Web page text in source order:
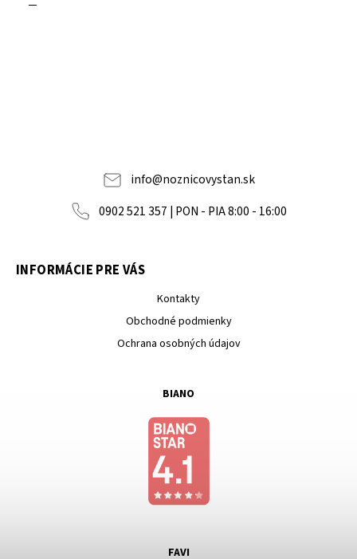
info@noznicovystan.sk
0902 521 357 | PON - PIA 8:00 - 16:00
INFORMÁCIE PRE VÁS
Kontakty
Obchodné podmienky
Ochrana osobných údajov
BIANO
FAVI